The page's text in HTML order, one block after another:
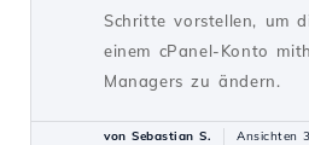
Schritte vorstellen, um
einem cPanel-Konto
Managers zu ändern.
von Sebastian S.
Ansichten